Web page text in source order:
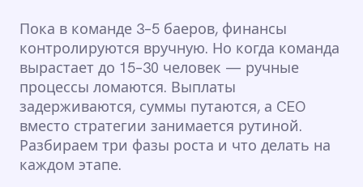
Пока в команде 3–5 баеров, финансы
контролируются вручную. Но когда команда
вырастает до 15–30 человек — ручные
процессы ломаются. Выплаты
задерживаются, суммы путаются, а CEO
вместо стратегии занимается рутиной.
Разбираем три фазы роста и что делать на
каждом этапе.